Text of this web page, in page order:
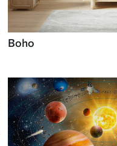
Boho